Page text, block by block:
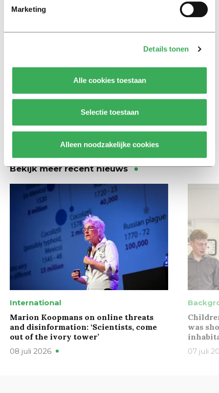
Marketing
Details tonen
Alle cookies toestaan
Selectie toestaan
Alleen noodzakelijke cookies
Ritalin, koffie en
studenten de tentamenperiode
door
Column
zodat studenten zich breder
kunnen ontwikkelen
Bekijk meer recent nieuws
International
Marion Koopmans on online threats
and disinformation: ‘Scientists, come
out of the ivory tower’
08 juli 2026
was
07 juli